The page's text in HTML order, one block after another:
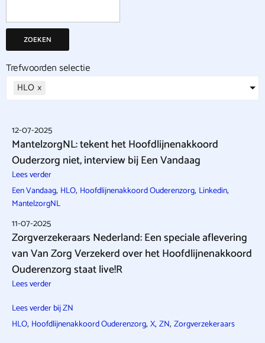
ZOEKEN
Trefwoorden selectie
HLO ×
12-07-2025
MantelzorgNL: tekent het Hoofdlijnenakkoord
Ouderzorg niet, interview bij Een Vandaag
Lees verder
Een Vandaag, HLO, Hoofdlijnenakkoord Ouderenzorg, Linkedin,
MantelzorgNL
11-07-2025
Zorgverzekeraars Nederland: Een speciale aflevering
van Van Zorg Verzekerd over het Hoofdlijnenakkoord
Ouderenzorg staat live!R
Lees verder
Lees verder bij ZN
HLO, Hoofdlijnenakkoord Ouderenzorg, X, ZN, Zorgverzekeraars